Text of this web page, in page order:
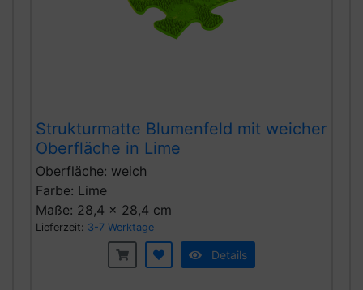
Strukturmatte Blumenfeld mit weicher
Oberfläche in Lime
Oberfläche: weich
Farbe: Lime
Maße: 28,4 x 28,4 cm
Lieferzeit: 3-7 Werktage
Details